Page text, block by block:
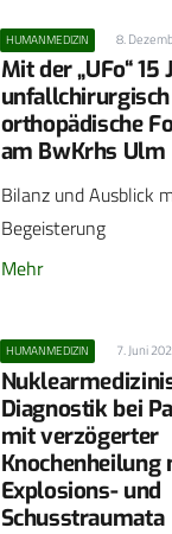
HUMANMEDIZIN 8.
Mit der „UFo“ 15
orthopädische
am BwKrhs Ulm
Bilanz und Ausblick
Begeisterung
Mehr
HUMANMEDIZIN 7. Juni
Diagnostik bei
mit verzögerter
Knochenheilung
Explosions- und
Schusstraumata